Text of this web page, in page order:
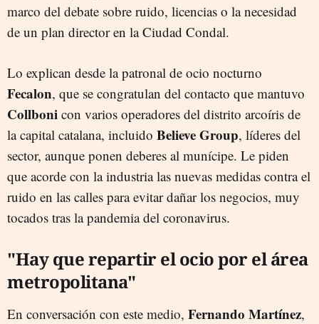
marco del debate sobre ruido, licencias o la necesidad
de un plan director en la Ciudad Condal.
Lo explican desde la patronal de ocio nocturno
Fecalon, que se congratulan del contacto que mantuvo
Collboni con varios operadores del distrito arcoíris de
la capital catalana, incluido Believe Group, líderes del
sector, aunque ponen deberes al munícipe. Le piden
que acorde con la industria las nuevas medidas contra el
ruido en las calles para evitar dañar los negocios, muy
tocados tras la pandemia del coronavirus.
"Hay que repartir el ocio por el área
metropolitana"
En conversación con este medio, Fernando Martínez,